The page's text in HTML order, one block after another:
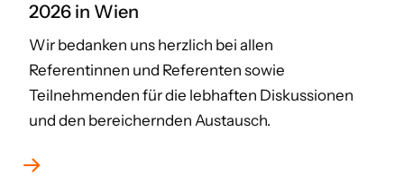
2026 in Wien
Wir bedanken uns herzlich bei allen
Referentinnen und Referenten sowie
Teilnehmenden für die lebhaften Diskussionen
und den bereichernden Austausch.